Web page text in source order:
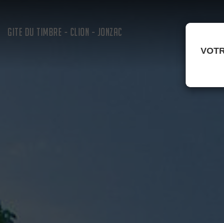
GITE DU TIMBRE - CLION - JONZAC